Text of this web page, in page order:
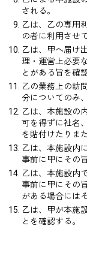
される。
乙は、乙の専用
の者に利用させ
乙は、甲へ届け
理・運営上必要
とがある旨を確
乙の業務上の訪
分についてのみ
乙は、本施設の
可を得ずに社名
を貼付けたりま
乙は、本施設内
事前に甲にその
乙は、本施設内
事前に甲にその
がある場合には
乙は、甲が本施
とを確認する。